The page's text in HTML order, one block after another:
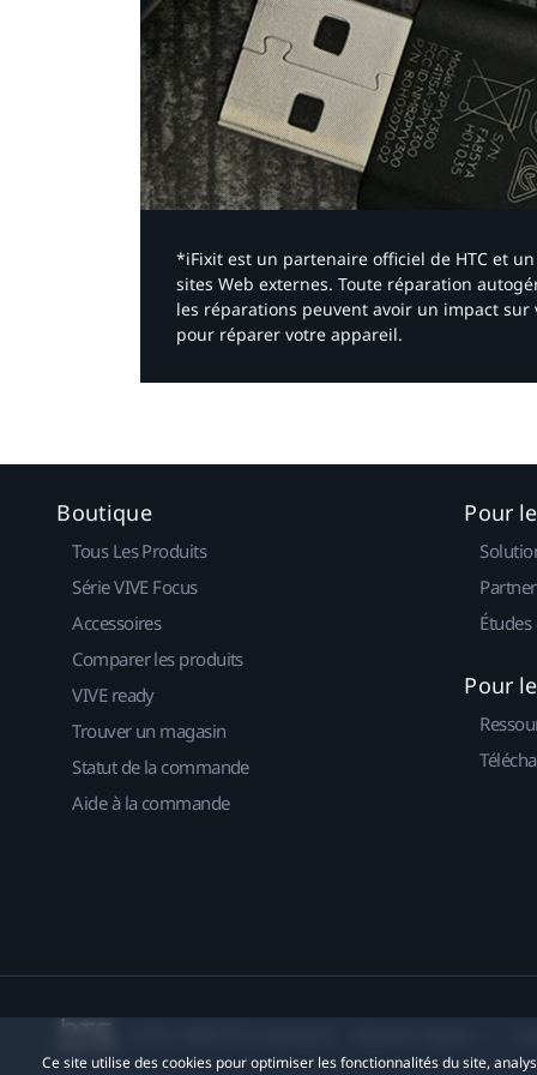
*iFixit est un partenaire officiel de HTC et
sites Web externes. Toute réparation
les réparations peuvent avoir un impact
pour réparer votre appareil.​
Ce site utilise des cookies pour optimiser les fonctionnalités du site,
Boutique
Tous Les Produits
Série VIVE Focus
Accessoires
Comparer les produits
VIVE ready
Trouver un magasin
Statut de la commande
Aide à la commande
Pour
Études
Pour